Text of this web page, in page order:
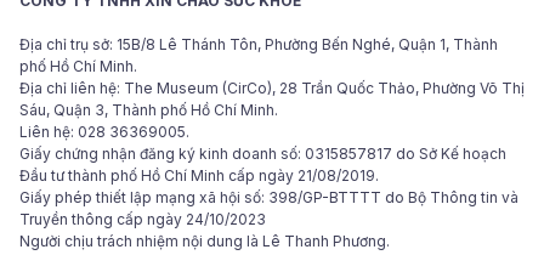
Địa chỉ trụ sở: 15B/8 Lê Thánh Tôn, Phường Bến Nghé, Quận 1, Thành
phố Hồ Chí Minh.
Địa chỉ liên hệ: The Museum (CirCo), 28 Trần Quốc Thảo, Phường Võ Thị
Sáu, Quận 3, Thành phố Hồ Chí Minh.
Liên hệ: 028 36369005.
Giấy chứng nhận đăng ký kinh doanh số: 0315857817 do Sở Kế hoạch
Đầu tư thành phố Hồ Chí Minh cấp ngày 21/08/2019.
Giấy phép thiết lập mạng xã hội số: 398/GP-BTTTT do Bộ Thông tin và
Truyền thông cấp ngày 24/10/2023
Người chịu trách nhiệm nội dung là Lê Thanh Phương.